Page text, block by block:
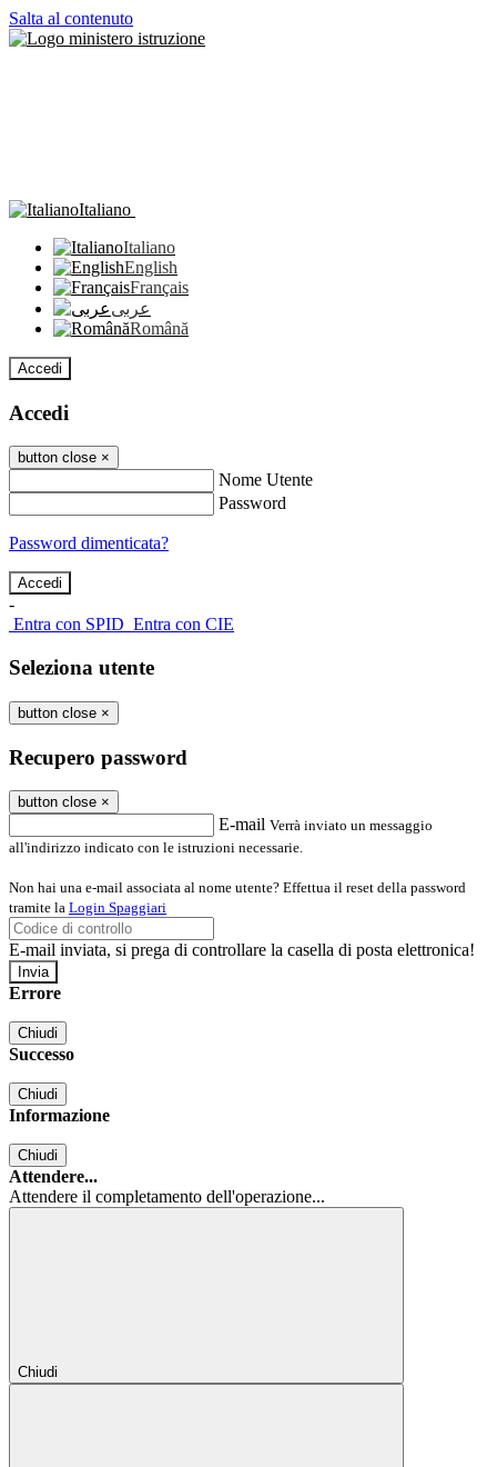
Salta al contenuto
Italiano
Italiano
English
Français
عربى
Română
Accedi
Accedi
button close ×
Nome Utente
Password
Password dimenticata?
-
Entra con SPID Entra con CIE
Seleziona utente
button close ×
Recupero password
button close ×
E-mail Verrà inviato un messaggio
all'indirizzo indicato con le istruzioni necessarie.
Non hai una e-mail associata al nome utente? Effettua il reset della password
tramite la Login Spaggiari
E-mail inviata, si prega di controllare la casella di posta elettronica!
Errore
Chiudi
Successo
Chiudi
Informazione
Chiudi
Attendere...
Attendere il completamento dell'operazione...
Chiudi